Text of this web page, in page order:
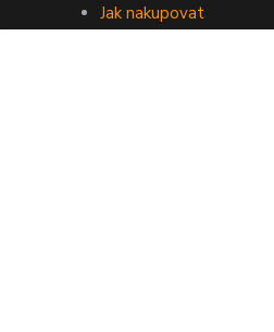
Jak nakupovat